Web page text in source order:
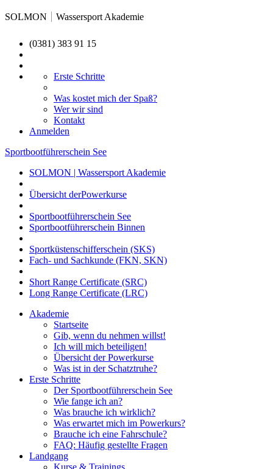
SOLMON Wassersport Akademie
(0381) 383 91 15
Erste Schritte
Was kostet mich der Spaß?
Wer wir sind
Kontakt
Anmelden
Sportbootführerschein See
SOLMON | Wassersport Akademie
Übersicht derPowerkurse
Sportbootführerschein See
Sportbootführerschein Binnen
Sportküstenschifferschein (SKS)
Fach- und Sachkunde (FKN, SKN)
Short Range Certificate (SRC)
Long Range Certificate (LRC)
Akademie
Startseite
Gib, wenn du nehmen willst!
Ich will mich beteiligen!
Übersicht der Powerkurse
Was ist in der Schatztruhe?
Erste Schritte
Der Sportbootführerschein See
Wie fange ich an?
Was brauche ich wirklich?
Was erwartet mich im Powerkurs?
Brauche ich eine Fahrschule?
FAQ: Häufig gestellte Fragen
Landgang
Kurse & Trainings